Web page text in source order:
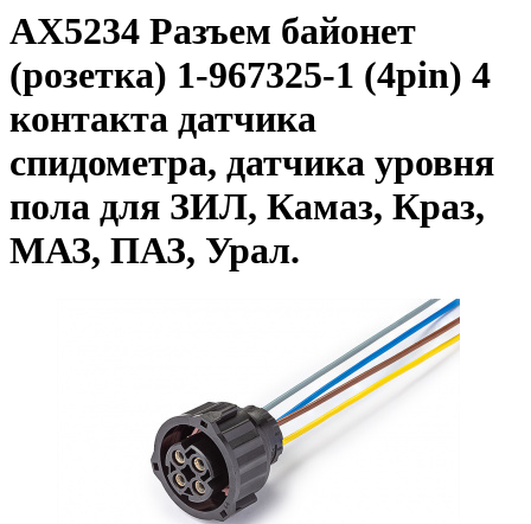
AX5234 Разъем байонет
(розетка) 1-967325-1 (4pin) 4
контакта датчика
спидометра, датчика уровня
пола для ЗИЛ, Камаз, Краз,
МАЗ, ПАЗ, Урал.